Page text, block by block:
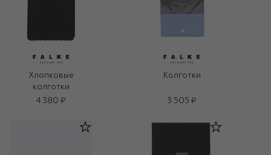
Хлопковые
колготки
4 380 ₽
Колготки
3 505 ₽